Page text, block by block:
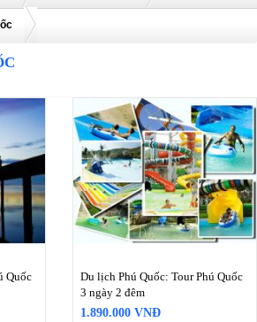
Quốc
Du lịch Phú Quốc: Tour Phú Quốc
3 ngày 2 đêm
1.890.000 VNĐ